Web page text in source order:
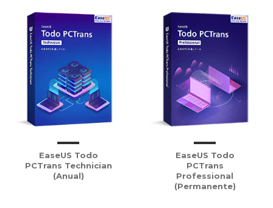
EaseUS Todo
PCTrans Technician
(Anual)
EaseUS Todo
PCTrans
Professional
(Permanente)